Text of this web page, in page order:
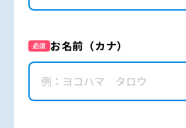
必須 お名前（カナ）